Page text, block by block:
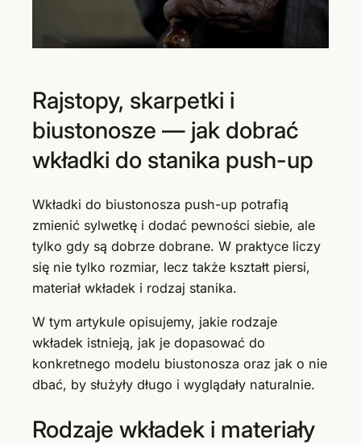
Rajstopy, skarpetki i
biustonosze — jak dobrać
wkładki do stanika push-up
Wkładki do biustonosza push-up potrafią
zmienić sylwetkę i dodać pewności siebie, ale
tylko gdy są dobrze dobrane. W praktyce liczy
się nie tylko rozmiar, lecz także kształt piersi,
materiał wkładek i rodzaj stanika.
W tym artykule opisujemy, jakie rodzaje
wkładek istnieją, jak je dopasować do
konkretnego modelu biustonosza oraz jak o nie
dbać, by służyły długo i wyglądały naturalnie.
Rodzaje wkładek i materiały